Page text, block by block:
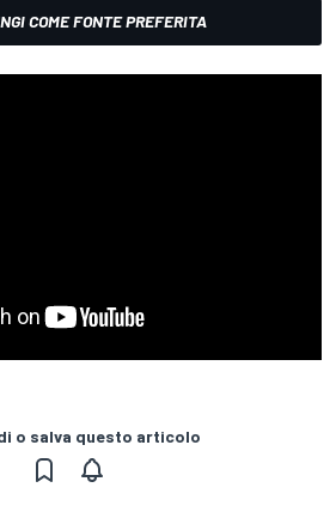
COME FONTE PREFERITA
o salva questo articolo